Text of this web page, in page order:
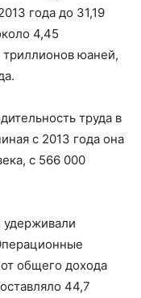
года до 31,19
4,45
юаней,
труда в
с 2013 года она
с 566 000
общего дохода
44,7